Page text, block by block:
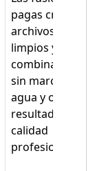
pagas crean
archivos PDF
limpios y
combinados
sin marcas de
agua y ofrecen
resultados de
calidad
profesional.